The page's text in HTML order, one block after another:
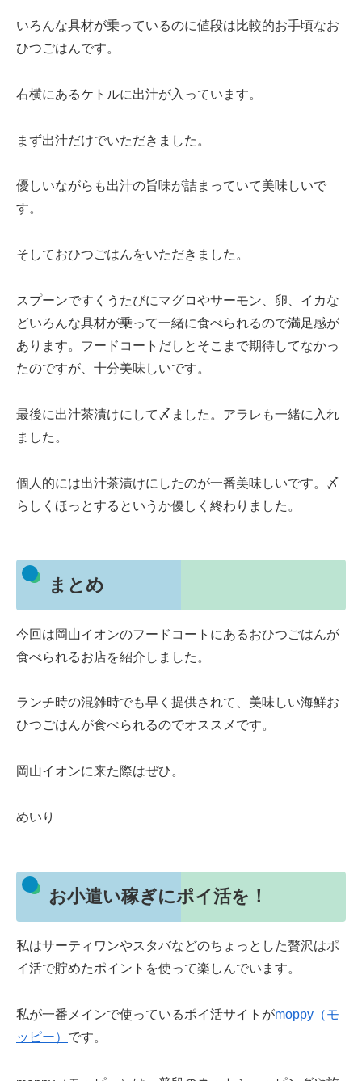
いろんな具材が乗っているのに値段は比較的お手頃なお
ひつごはんです。
右横にあるケトルに出汁が入っています。
まず出汁だけでいただきました。
優しいながらも出汁の旨味が詰まっていて美味しいで
す。
そしておひつごはんをいただきました。
スプーンですくうたびにマグロやサーモン、卵、イカな
どいろんな具材が乗って一緒に食べられるので満足感が
あります。フードコートだしとそこまで期待してなかっ
たのですが、十分美味しいです。
最後に出汁茶漬けにして〆ました。アラレも一緒に入れ
ました。
個人的には出汁茶漬けにしたのが一番美味しいです。〆
らしくほっとするというか優しく終わりました。
まとめ
今回は岡山イオンのフードコートにあるおひつごはんが
食べられるお店を紹介しました。
ランチ時の混雑時でも早く提供されて、美味しい海鮮お
ひつごはんが食べられるのでオススメです。
岡山イオンに来た際はぜひ。
めいり
お小遣い稼ぎにポイ活を！
私はサーティワンやスタバなどのちょっとした贅沢はポ
イ活で貯めたポイントを使って楽しんでいます。
私が一番メインで使っているポイ活サイトがmoppy（モ
ッピー） です。